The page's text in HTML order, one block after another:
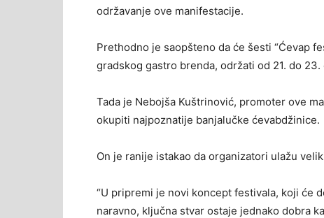
održavanje ove manifestacije.
Prethodno je saopšteno da će šesti “Ćevap
gradskog gastro brenda, održati od 21. do
Tada je Nebojša Kuštrinović, promoter ove
okupiti najpoznatije banjalučke ćevabdžinice.
On je ranije istakao da organizatori ulažu
“U pripremi je novi koncept festivala, koji će
naravno, ključna stvar ostaje jednako dobra